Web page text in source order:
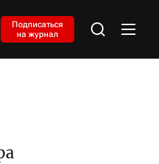
Подписаться
на журнал